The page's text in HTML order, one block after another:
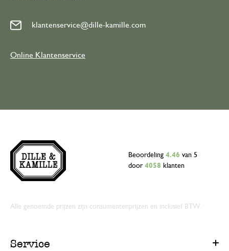
klantenservice@dille-kamille.com
Online Klantenservice
Beoordeling 4.46 van 5
door 4058 klanten
Alle genoemde prijzen zijn consumentenprijzen en inclusief BTW.
Service